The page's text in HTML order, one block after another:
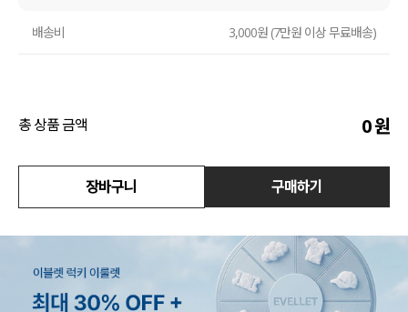
니트
언더웨어/파자마
코디템
FIT ZOOM
배송비 3,000원 (7만원 이상 무료배송)
총 상품 금액 0원
장바구니 구매하기